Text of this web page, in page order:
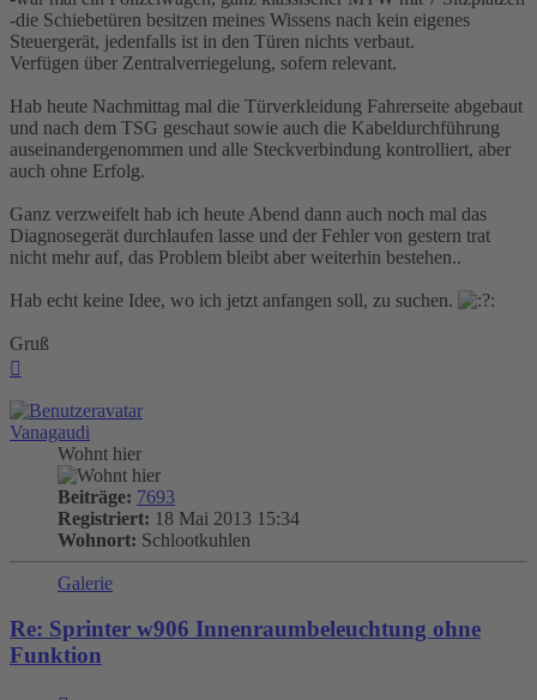
-die Schiebetüren besitzen meines Wissens nach kein eigenes
Steuergerät, jedenfalls ist in den Türen nichts verbaut.
Verfügen über Zentralverriegelung, sofern relevant.
Hab heute Nachmittag mal die Türverkleidung Fahrerseite abgebaut
und nach dem TSG geschaut sowie auch die Kabeldurchführung
auseinandergenommen und alle Steckverbindung kontrolliert, aber
auch ohne Erfolg.
Ganz verzweifelt hab ich heute Abend dann auch noch mal das
Diagnosegerät durchlaufen lasse und der Fehler von gestern trat
nicht mehr auf, das Problem bleibt aber weiterhin bestehen..
Hab echt keine Idee, wo ich jetzt anfangen soll, zu suchen.
Gruß
Vanagaudi
Wohnt hier
Beiträge: 7693
Registriert: 18 Mai 2013 15:34
Wohnort: Schlootkuhlen
Galerie
Re: Sprinter w906 Innenraumbeleuchtung ohne
Funktion